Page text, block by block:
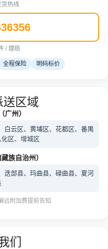
货热线
/ 理赔
全程保险 明码标价
送区域
广州）
白云区、黄埔区、花都区、番禺
区、增城区
族自治州）
迭部县、玛曲县、碌曲县、夏河
远附加费提前告知
们